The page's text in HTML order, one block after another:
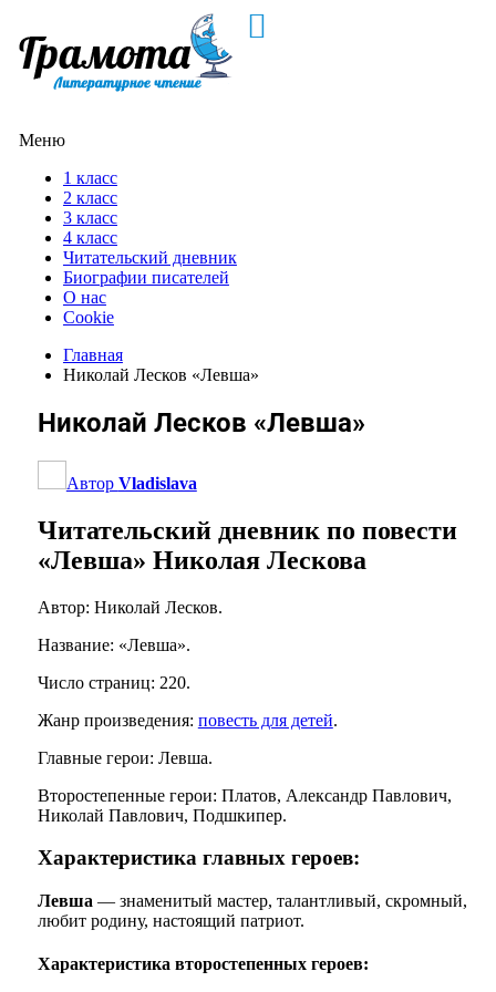
Меню
1 класс
2 класс
3 класс
4 класс
Читательский дневник
Биографии писателей
О нас
Cookie
Главная
Николай Лесков «Левша»
Николай Лесков «Левша»
Автор Vladislava
Читательский дневник по повести
«Левша» Николая Лескова
Автор: Николай Лесков.
Название: «Левша».
Число страниц: 220.
Жанр произведения: повесть для детей.
Главные герои: Левша.
Второстепенные герои: Платов, Александр Павлович,
Николай Павлович, Подшкипер.
Характеристика главных героев:
Левша — знаменитый мастер, талантливый, скромный,
любит родину, настоящий патриот.
Характеристика второстепенных героев: